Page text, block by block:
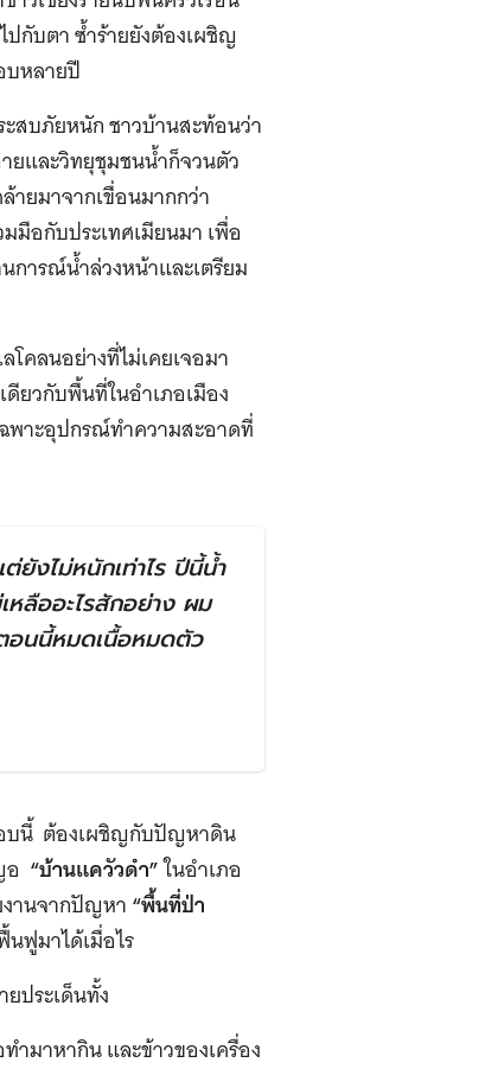
กับตา ซ้ำร้ายยังต้องเผชิญ
บหลายปี
สบภัยหนัก ชาวบ้านสะท้อนว่า
ยและวิทยุชุมชนน้ำก็จวนตัว
ยมาจากเขื่อนมากกว่า
มือกับประเทศเมียนมา เพื่อ
การณ์น้ำล่วงหน้าและเตรียม
คลนอย่างที่ไม่เคยเจอมา
ดียวกับพื้นที่ในอำเภอเมือง
พาะอุปกรณ์ทำความสะอาดที่
งไม่หนักเท่าไร ปีนี้น้ำ
ลืออะไรสักอย่าง ผม
อนนี้หมดเนื้อหมดตัว
บนี้ ต้องเผชิญกับปัญหาดิน
“บ้านแควัวดำ”ในอำเภอ
งานจากปัญหา“พื้นที่ป่า
ฟูมาได้เมื่อไร
ประเด็นทั้ง
ำมาหากิน และข้าวของเครื่อง